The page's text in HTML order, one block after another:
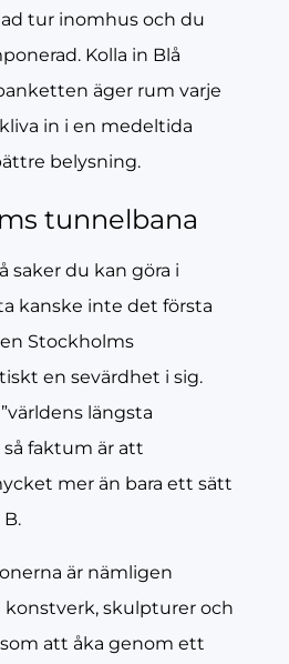
tur inomhus och du
Kolla in Blå
äger rum varje
in i en medeltida
belysning.
tunnelbana
saker du kan göra i
kanske inte det första
Stockholms
en sevärdhet i sig.
längsta
faktum är att
mer än bara ett sätt
är nämligen
skulpturer och
att åka genom ett